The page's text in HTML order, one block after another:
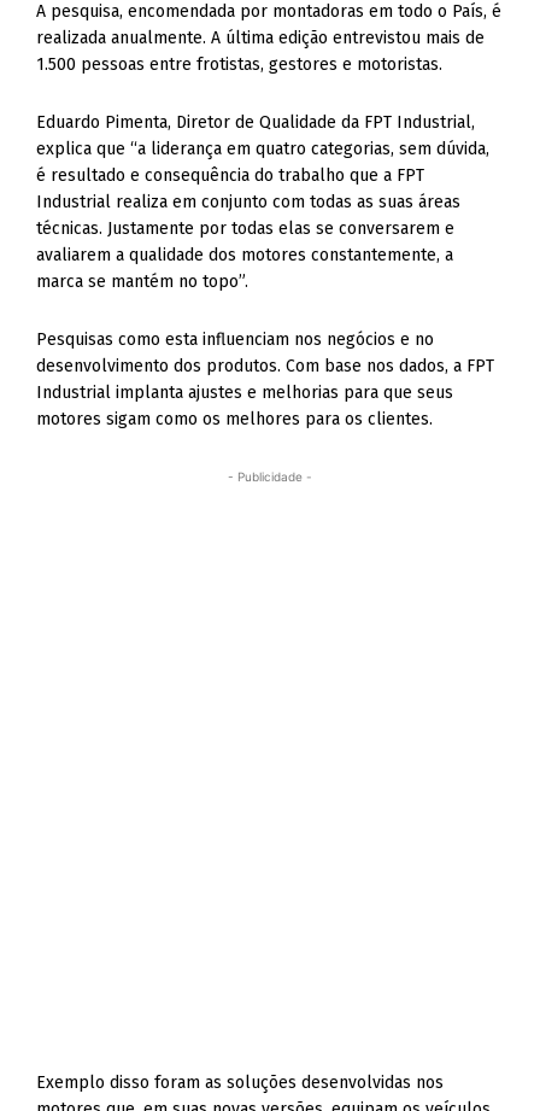
A pesquisa, encomendada por montadoras em todo o País, é
realizada anualmente. A última edição entrevistou mais de
1.500 pessoas entre frotistas, gestores e motoristas.
Eduardo Pimenta, Diretor de Qualidade da FPT Industrial,
explica que “a liderança em quatro categorias, sem dúvida,
é resultado e consequência do trabalho que a FPT
Industrial realiza em conjunto com todas as suas áreas
técnicas. Justamente por todas elas se conversarem e
avaliarem a qualidade dos motores constantemente, a
marca se mantém no topo”.
Pesquisas como esta influenciam nos negócios e no
desenvolvimento dos produtos. Com base nos dados, a FPT
Industrial implanta ajustes e melhorias para que seus
motores sigam como os melhores para os clientes.
- Publicidade -
Exemplo disso foram as soluções desenvolvidas nos